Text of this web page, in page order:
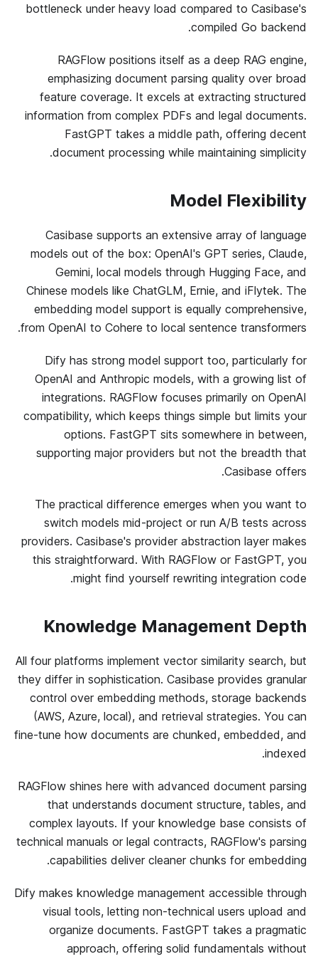
bottleneck under heavy load compared to Casibase's
compiled Go backend.
RAGFlow positions itself as a deep RAG engine,
emphasizing document parsing quality over broad
feature coverage. It excels at extracting structured
information from complex PDFs and legal documents.
FastGPT takes a middle path, offering decent
document processing while maintaining simplicity.
Model Flexibility
Casibase supports an extensive array of language
models out of the box: OpenAI's GPT series, Claude,
Gemini, local models through Hugging Face, and
Chinese models like ChatGLM, Ernie, and iFlytek. The
embedding model support is equally comprehensive,
from OpenAI to Cohere to local sentence transformers.
Dify has strong model support too, particularly for
OpenAI and Anthropic models, with a growing list of
integrations. RAGFlow focuses primarily on OpenAI
compatibility, which keeps things simple but limits your
options. FastGPT sits somewhere in between,
supporting major providers but not the breadth that
Casibase offers.
The practical difference emerges when you want to
switch models mid-project or run A/B tests across
providers. Casibase's provider abstraction layer makes
this straightforward. With RAGFlow or FastGPT, you
might find yourself rewriting integration code.
Knowledge Management Depth
All four platforms implement vector similarity search, but
they differ in sophistication. Casibase provides granular
control over embedding methods, storage backends
(AWS, Azure, local), and retrieval strategies. You can
fine-tune how documents are chunked, embedded, and
indexed.
RAGFlow shines here with advanced document parsing
that understands document structure, tables, and
complex layouts. If your knowledge base consists of
technical manuals or legal contracts, RAGFlow's parsing
capabilities deliver cleaner chunks for embedding.
Dify makes knowledge management accessible through
visual tools, letting non-technical users upload and
organize documents. FastGPT takes a pragmatic
approach, offering solid fundamentals without